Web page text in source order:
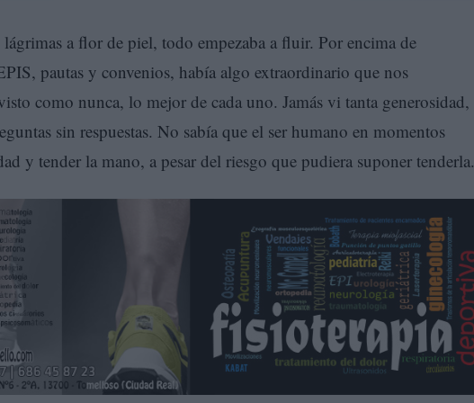
a flor de piel, todo empezaba a fluir. Por encima de
pautas y convenios, había algo extraordinario que nos
como nunca, lo mejor de cada uno. Jamás vi tanta generosidad,
sin respuestas. No sabía que el ser humano en momentos
y tender la mano, a pesar del riesgo que pudiera suponer tenderla.